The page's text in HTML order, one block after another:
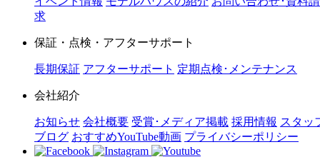
求
保証・点検・アフターサポート
長期保証 アフターサポート 定期点検･メンテナンス
会社紹介
お知らせ 会社概要 受賞･メディア掲載 採用情報 スタッ
ブログ おすすめYouTube動画 プライバシーポリシー